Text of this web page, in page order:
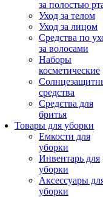
за полостью
Уход за телом
Уход за лицом
Средства по
за волосами
Наборы
косметические
средства
Средства для
бритья
Товары для уборки
Емкости для
уборки
Инвентарь для
уборки
Аксессуары
уборки